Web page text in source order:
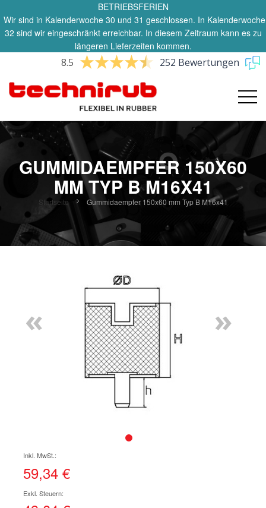
BETRIEBSFERIEN
Wir sind in Kalenderwoche 30 und 31 geschlossen. In Kalenderwoche
32 sind wir eingeschränkt erreichbar. In diesem Zeitraum kann es zu
längeren Lieferzeiten kommen.
8.5 252 Bewertungen
GUMMIDAEMPFER 150X60
MM TYP B M16X41
Startseite Gummidaempfer 150x60 mm Typ B M16x41
« »
der
Bildgalerie
59,34 €